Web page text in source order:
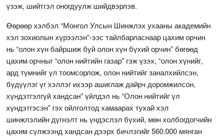
үзэж, шийтгэл оногдуулж шийдвэрлэв.
Өөрөөр хэлбэл “Монгол Улсын Шинжлэх ухааны академийн
хэл зохиолын хүрээлэн”-ээс тайлбарласнаар цахим орчин
нь “олон хүн байршиж буй олон хүн бүхий орчин” бөгөөд
цахим орчныг “олон нийтийн газар” гэж үзэх, “олон хүнийг,
ард түмнийг үл тоомсорлож, олон нийтийг заналхийлсэн,
бүдүүлэг үг хэллэг ихээр ашиглаж дайрч доромжилсон,
хүндэтгэлгүй хандсан” үйлдэл нь “Олон нийтийг үл
хүндэтгэсэн” гэх ойлголтод хамаарах тухай хэл
шинжлэлийн дүгнэлт нь үндэслэл бүхий, мөн холбогдогчийн
цахим сүлжээнд хандсан дээрх бичлэгийг 560.000 мянган